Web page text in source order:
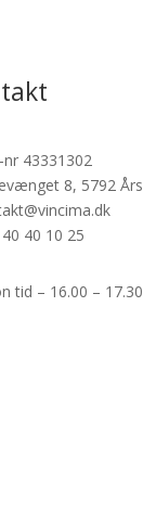
nr 43331302
8, 5792
40 10 25
tid – 16.00 – 17.30